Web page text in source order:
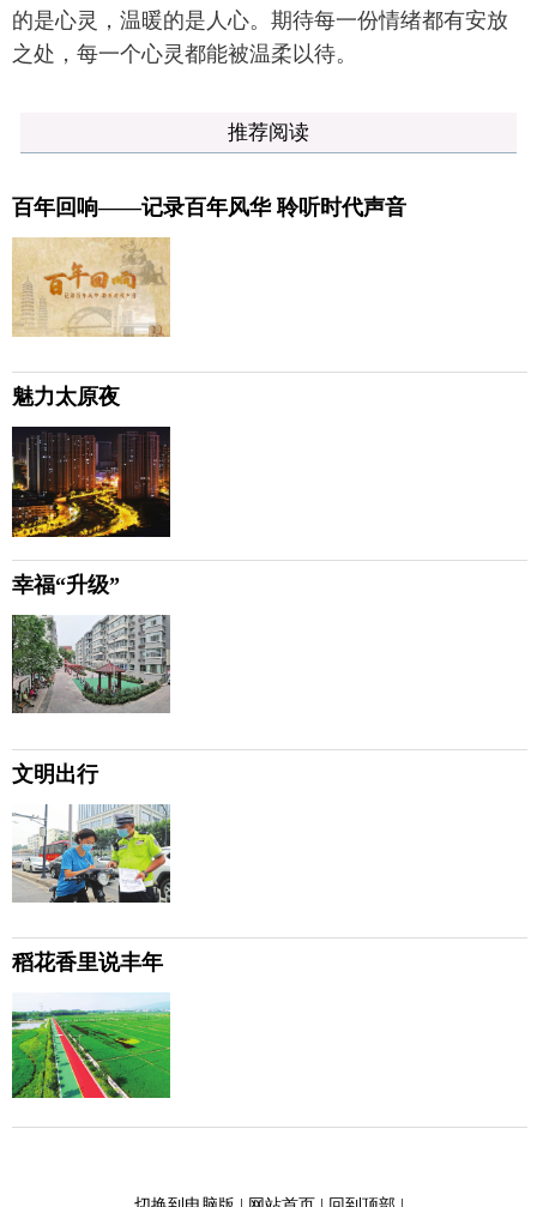
的是心灵，温暖的是人心。期待每一份情绪都有安放
之处，每一个心灵都能被温柔以待。
推荐阅读
百年回响——记录百年风华 聆听时代声音
魅力太原夜
幸福“升级”
文明出行
稻花香里说丰年